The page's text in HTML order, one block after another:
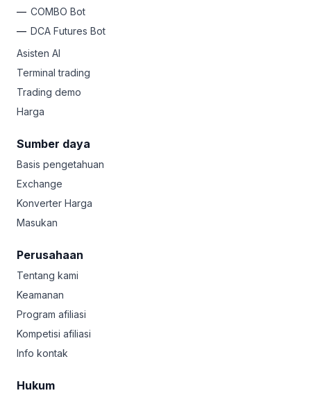
COMBO Bot
DCA Futures Bot
Asisten AI
Terminal trading
Trading demo
Harga
Sumber daya
Basis pengetahuan
Exchange
Konverter Harga
Masukan
Perusahaan
Tentang kami
Keamanan
Program afiliasi
Kompetisi afiliasi
Info kontak
Hukum